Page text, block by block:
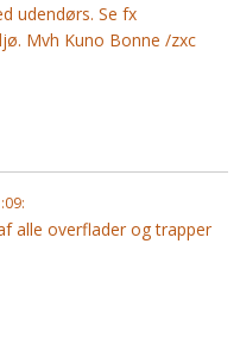
udendørs. Se fx
Mvh Kuno Bonne /zxc
alle overflader og trapper